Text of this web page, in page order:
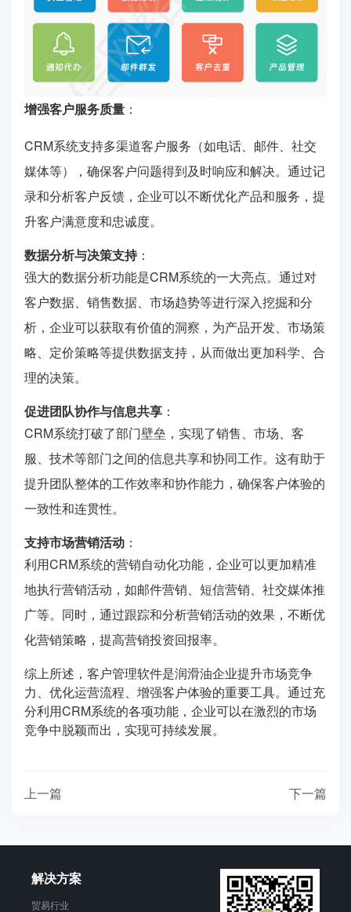
增强客户服务质量 ：
CRM系统支持多渠道客户服务（如电话、邮件、社交
媒体等），确保客户问题得到及时响应和解决。通过记
录和分析客户反馈，企业可以不断优化产品和服务，提
升客户满意度和忠诚度。
数据分析与决策支持：
强大的数据分析功能是CRM系统的一大亮点。通过对
客户数据、销售数据、市场趋势等进行深入挖掘和分
析，企业可以获取有价值的洞察，为产品开发、市场策
略、定价策略等提供数据支持，从而做出更加科学、合
理的决策。
促进团队协作与信息共享 ：
CRM系统打破了部门壁垒，实现了销售、市场、客
服、技术等部门之间的信息共享和协同工作。这有助于
提升团队整体的工作效率和协作能力，确保客户体验的
一致性和连贯性。
支持市场营销活动 ：
利用CRM系统的营销自动化功能，企业可以更加精准
地执行营销活动，如邮件营销、短信营销、社交媒体推
广等。同时，通过跟踪和分析营销活动的效果，不断优
化营销策略，提高营销投资回报率。
综上所述，客户管理软件是润滑油企业提升市场竞争
力、优化运营流程、增强客户体验的重要工具。通过充
分利用CRM系统的各项功能，企业可以在激烈的市场
竞争中脱颖而出，实现可持续发展。
上一篇 下一篇
解决方案
贸易行业